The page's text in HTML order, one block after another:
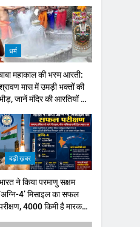
धर्म
महाकाल की भस्म आरती:
मास में उमड़ी भक्तों की
जानें मंदिर की आरतियों का
बड़ी ख़बर
ने किया परमाणु सक्षम
4’ मिसाइल का सफल
4000 किमी है मारक